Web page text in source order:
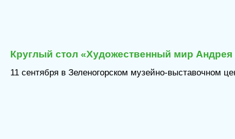
Круглый стол «Художественный мир
11 сентября в Зеленогорском музейно-выставочном